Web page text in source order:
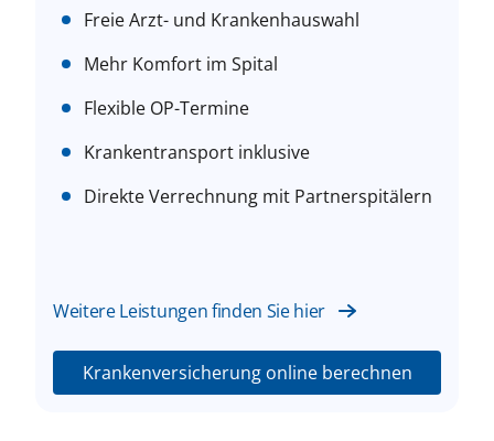
Freie Arzt- und Krankenhauswahl
Mehr Komfort im Spital
Flexible OP-Termine
Krankentransport inklusive
Direkte Verrechnung mit Partnerspitälern
Weitere Leistungen finden Sie hier
Krankenversicherung online berechnen